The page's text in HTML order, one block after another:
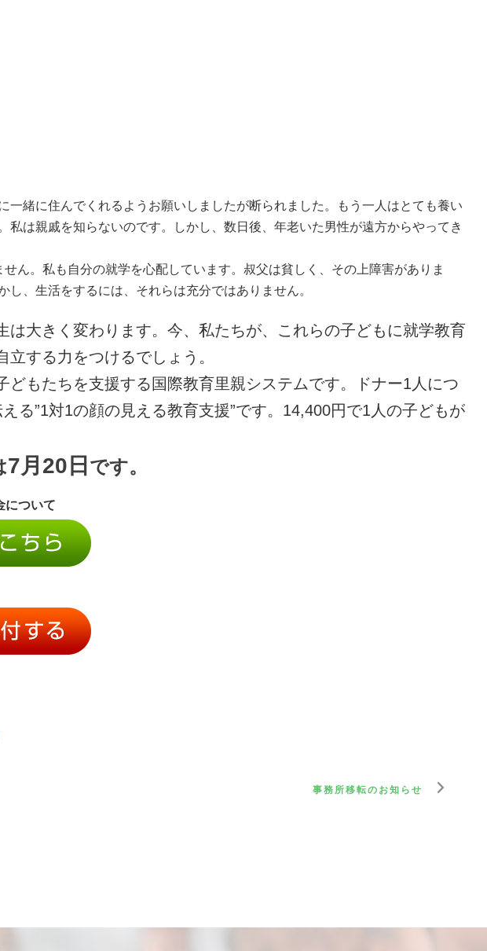
緒に住んでくれるようお願いしましたが断られました。もう一人はとても養い
は親戚を知らないのです。しかし、数日後、年老いた男性が遠方からやってき
ん。私も自分の就学を心配しています。叔父は貧しく、その上障害がありま
、生活をするには、それらは充分ではありません。
大きく変わります。今、私たちが、これらの子どもに就学教育
する力をつけるでしょう。
どもたちを支援する国際教育里親システムです。ドナー1人につ
る”1対1の顔の見える教育支援”です。14,400円で1人の子どもが
7月20日 です。
について
事務所移転のお知らせ